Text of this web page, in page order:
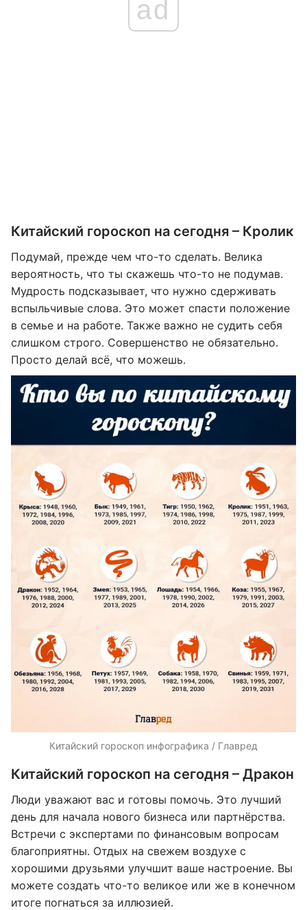
ad
Китайский гороскоп на сегодня – Кролик
Подумай, прежде чем что-то сделать. Велика
вероятность, что ты скажешь что-то не подумав.
Мудрость подсказывает, что нужно сдерживать
вспыльчивые слова. Это может спасти положение
в семье и на работе. Также важно не судить себя
слишком строго. Совершенство не обязательно.
Просто делай всё, что можешь.
Китайский гороскоп инфографика / Главред
Китайский гороскоп на сегодня – Дракон
Люди уважают вас и готовы помочь. Это лучший
день для начала нового бизнеса или партнёрства.
Встречи с экспертами по финансовым вопросам
благоприятны. Отдых на свежем воздухе с
хорошими друзьями улучшит ваше настроение. Вы
можете создать что-то великое или же в конечном
итоге погнаться за иллюзией.